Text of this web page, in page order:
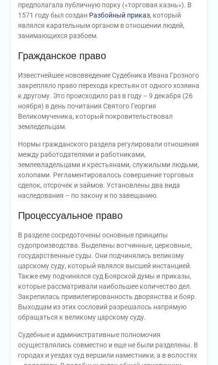
предполагала публичную порку («торговая казнь»). В
1571 году был создан Разбойный приказ, который
являлся карательным органом в отношении людей,
занимающихся разбоем.
Гражданское право
Известнейшее нововведение Судебника Ивана Грозного
закрепляло право перехода крестьян от одного хозяина
к другому. Это происходило раз в году – 9 декабря (26
ноября) в день почитания Святого Георгия
Великомученика, который покровительствовал
земледельцам.
Нормы гражданского раздела регулировали отношения
между работодателями и работниками,
землевладельцами и крестьянами, служилыми людьми,
холопами. Регламентировалось совершение торговых
сделок, отсрочек и займов. Установлены два вида
наследования – по закону и по завещанию.
Процессуальное право
В разделе сосредоточены основные принципы
судопроизводства. Выделены вотчинные, церковные,
государственные суды. Они подчинялись великому
царскому суду, который являлся высшей инстанцией.
Также ему подчинялся суд Боярской думы и приказы,
которые рассматривали наибольшее количество дел.
Закрепилась привилегированность дворянства и бояр.
Выходцам из этих сословий разрешалось напрямую
обращаться к великому царскому суду.
Судебные и административные полномочия
осуществлялись совместно и еще не были разделены. В
городах и уездах суд вершили наместники, а в волостях